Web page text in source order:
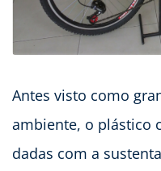
Antes visto como
ambiente, o plástico
dadas com a